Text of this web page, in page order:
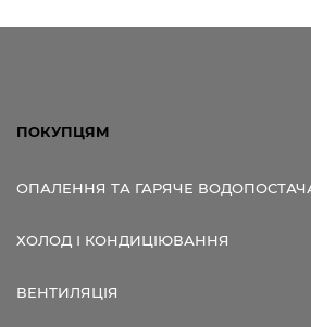
ПОКУПЦЯМ
ОПАЛЕННЯ ТА ГАРЯЧЕ
ХОЛОД І КОНДИЦІЮВАННЯ
ВЕНТИЛЯЦІЯ